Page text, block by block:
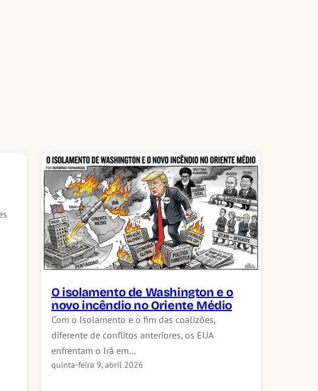
O isolamento de Washington e o
novo incêndio no Oriente Médio
Com o Isolamento e o fim das coalizões,
diferente de conflitos anteriores, os EUA
enfrentam o Irã em…
quinta-feira 9, abril 2026